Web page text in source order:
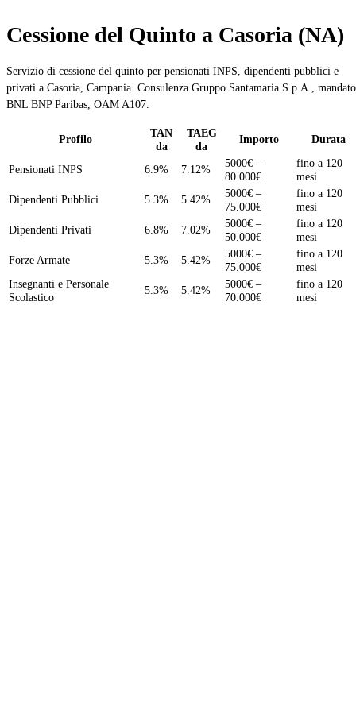
Cessione del Quinto a Casoria (NA)
Servizio di cessione del quinto per pensionati INPS, dipendenti pubblici e
privati a Casoria, Campania. Consulenza Gruppo Santamaria S.p.A., mandato
BNL BNP Paribas, OAM A107.
Profilo
TAN
da
TAEG
da
Importo Durata
Pensionati INPS 6.9% 7.12%
5000€ –
80.000€
fino a 120
mesi
Dipendenti Pubblici
5.3% 5.42%
5000€ –
75.000€
fino a 120
mesi
Dipendenti Privati
6.8% 7.02%
5000€ –
50.000€
fino a 120
mesi
Forze Armate
5.3% 5.42%
5000€ –
75.000€
fino a 120
mesi
Insegnanti e Personale
Scolastico
5.3% 5.42%
5000€ –
70.000€
fino a 120
mesi